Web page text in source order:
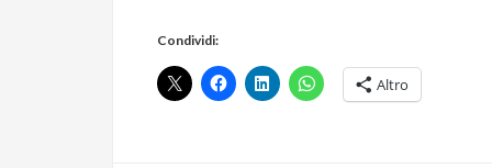
Condividi:
Altro